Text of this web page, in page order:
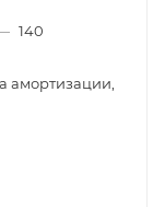
140
амортизации,